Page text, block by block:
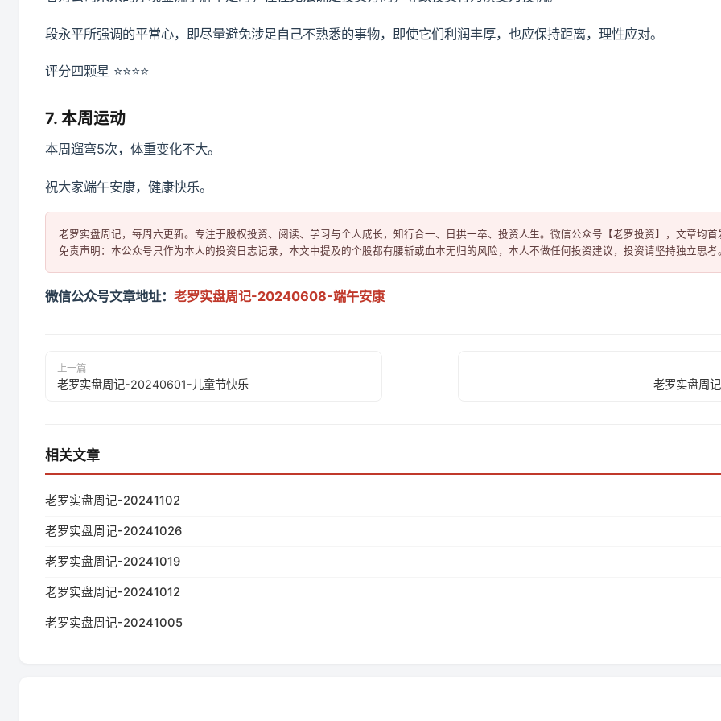
段永平所强调的平常心，即尽量避免涉足自己不熟悉的事物，即使它们利润丰厚，也应保持距离，理性应对。
评分四颗星 ⭐️⭐️⭐️⭐️
7. 本周运动
本周遛弯5次，体重变化不大。
祝大家端午安康，健康快乐。
老罗实盘周记，每周六更新。专注于股权投资、阅读、学习与个人成长，知行合一、日拱一卒、投资人生。微信公众号【老罗投资】，文章均首
微信公众号文章地址： 老罗实盘周记-20240608-端午安康
上一篇
老罗实盘周记-20240601-儿童节快乐 老罗实盘周
相关文章
老罗实盘周记-20241102
老罗实盘周记-20241026
老罗实盘周记-20241019
老罗实盘周记-20241012
老罗实盘周记-20241005